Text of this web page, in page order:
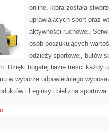
online, która została
uprawiających sport oraz
aktywności ruchowej.
osób poszukujących
odzieży sportowej, butów
Dzięki bogatej bazie treści każdy
w wyborze odpowiedniego
i Leginsy i bielizna